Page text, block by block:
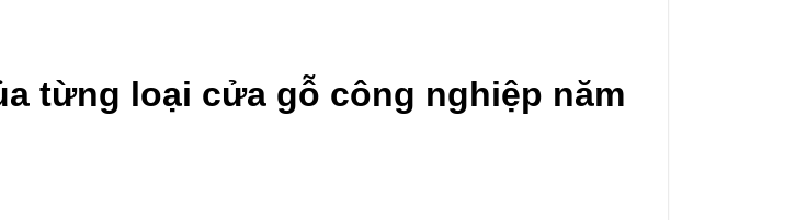
từng loại cửa gỗ công nghiệp năm